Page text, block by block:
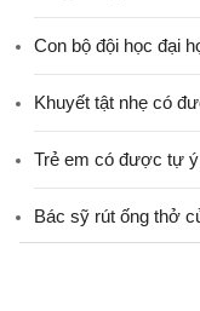
Con bộ đội học đại
Khuyết tật nhẹ có
Trẻ em có được tự
Bác sỹ rút ống thở